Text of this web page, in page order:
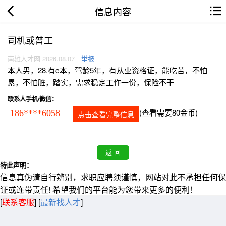
信息内容
司机或普工
南雄人才网 2026.08.07 举报
本人男，28.有c本，驾龄5年，有从业资格证，能吃苦，不怕
累，不怕脏，踏实，需求稳定工作一份，保险不干
联系人手机/微信：
186****6058 点击查看完整信息 (查看需要80金币)
特此声明：
信息真伪请自行辨别，求职应聘须谨慎，网站对此不承担任何保
证或连带责任! 希望我们的平台能为您带来更多的便利！
[联系客服] [最新找人才]